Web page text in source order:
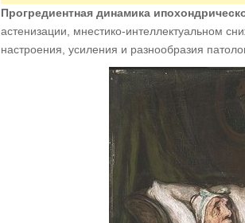
Прогредиентная динамика
астенизации, мнестико-интеллектуальном
настроения, усиления и разнообразия